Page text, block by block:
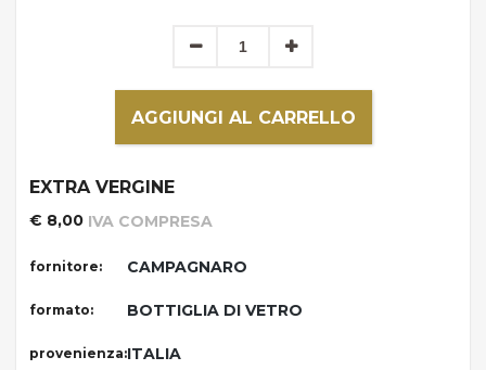
AGGIUNGI AL CARRELLO
EXTRA VERGINE
€ 8,00 IVA COMPRESA
fornitore: CAMPAGNARO
formato: BOTTIGLIA DI VETRO
provenienza:ITALIA